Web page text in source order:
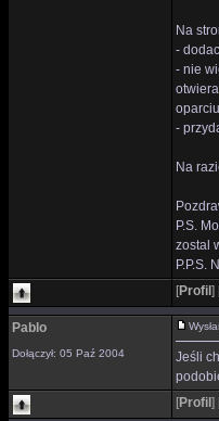
Na
-
- nie
-
Na
P.S.
zostal
P.P.S.
[Profil ]
Pablo
Dołączył: 05 Paź 2004
Jeśli
[Profil ]